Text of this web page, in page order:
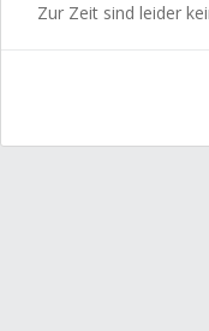
Zur Zeit sind leider